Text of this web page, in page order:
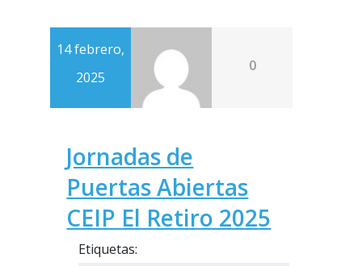
14 febrero,
2025
0
Jornadas de
Puertas Abiertas
CEIP El Retiro 2025
Etiquetas: